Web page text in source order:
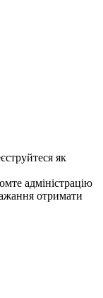
як
адміністрацію
отримати